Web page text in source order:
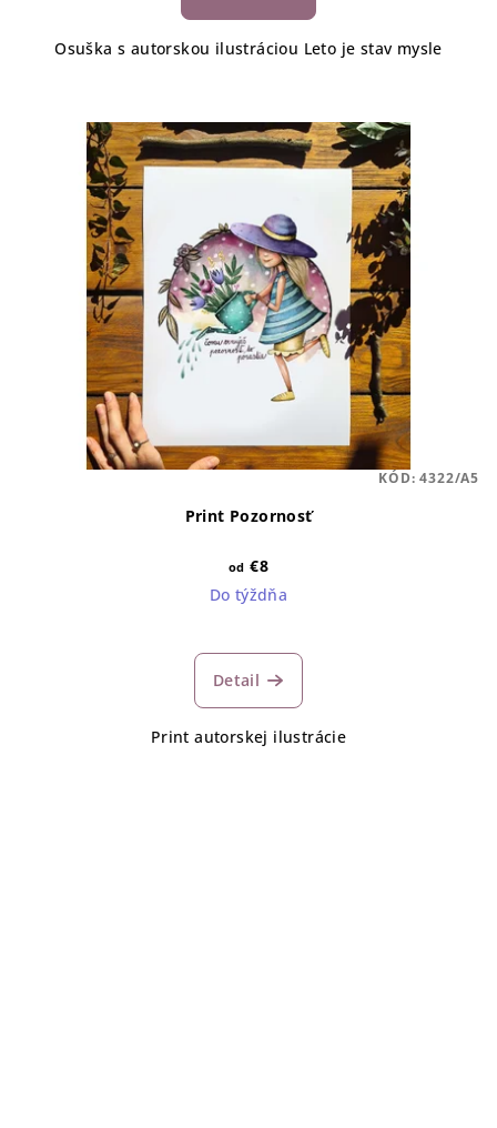
Osuška s autorskou ilustráciou Leto je stav mysle
Print Pozornosť
od €8
Do týždňa
Detail
Print autorskej ilustrácie
KÓD:4322/A5